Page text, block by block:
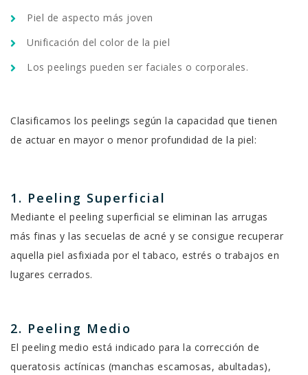
Piel de aspecto más joven
Unificación del color de la piel
Los peelings pueden ser faciales o corporales.
Clasificamos los peelings según la capacidad que tienen
de actuar en mayor o menor profundidad de la piel:
1. Peeling Superficial
Mediante el peeling superficial se eliminan las arrugas
más finas y las secuelas de acné y se consigue recuperar
aquella piel asfixiada por el tabaco, estrés o trabajos en
lugares cerrados.
2. Peeling Medio
El peeling medio está indicado para la corrección de
queratosis actínicas (manchas escamosas, abultadas),